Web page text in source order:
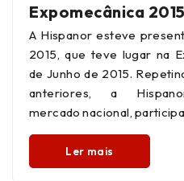
Expomecânica
A Hispanor esteve
2015, que teve lugar na
de Junho de 2015.
anteriores, a
mercado nacional,
Ler mais